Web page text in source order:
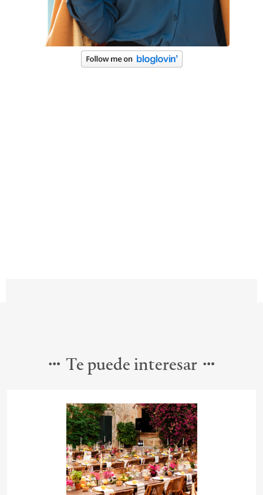
Te puede interesar